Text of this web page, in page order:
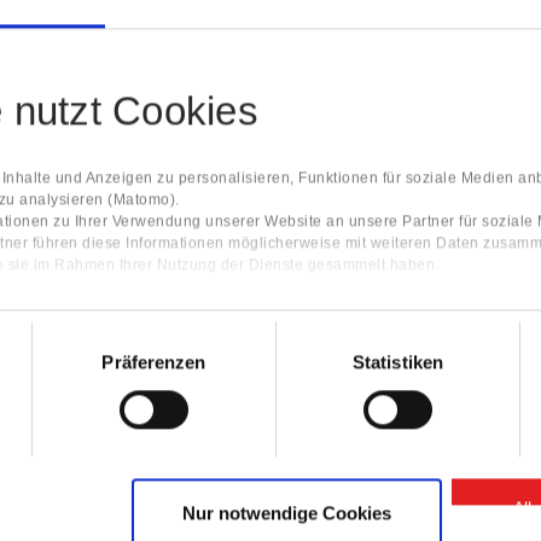
nutzt Cookies
und Anzeigen zu personalisieren, Funktionen für soziale Medien
analysieren (Matomo).
zu Ihrer Verwendung unserer Website an unsere Partner für soziale
führen diese Informationen möglicherweise mit weiteren Daten
sie im Rahmen Ihrer Nutzung der Dienste gesammelt haben.
Präferenzen Statistiken
Nur notwendige Cookies